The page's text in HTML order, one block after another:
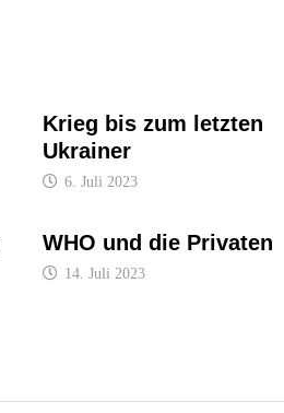
Krieg bis zum letzten
Ukrainer
6. Juli 2023
WHO und die Privaten
14. Juli 2023